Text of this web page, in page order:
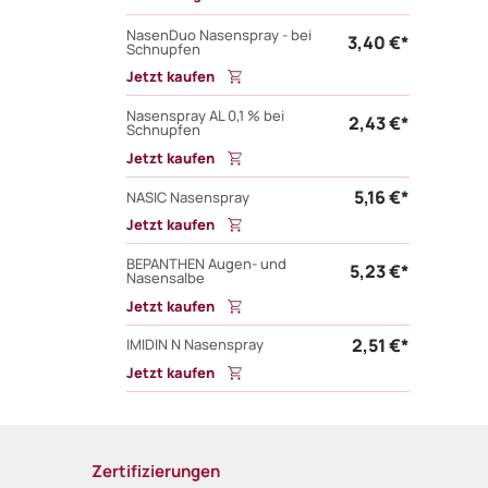
NasenDuo Nasenspray - bei
Schnupfen 3,40 €*
Jetzt kaufen
Nasenspray AL 0,1 % bei
Schnupfen 2,43 €*
Jetzt kaufen
NASIC Nasenspray
5,16 €*
Jetzt kaufen
BEPANTHEN Augen- und
Nasensalbe 5,23 €*
Jetzt kaufen
IMIDIN N Nasenspray
2,51 €*
Jetzt kaufen
Zertifizierungen